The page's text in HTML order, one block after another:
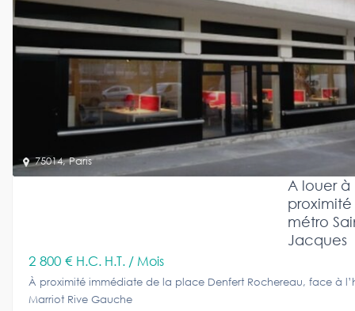
75014,Paris
A louer à
métro
Jacques
2 800 € H.C. H.T. / Mois
À proximité immédiate de la place Denfert Rochereau, face à
Marriot Rive Gauche